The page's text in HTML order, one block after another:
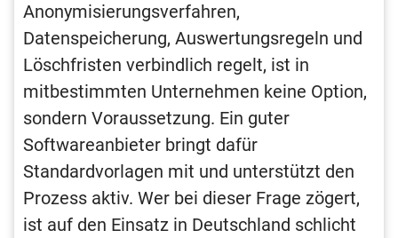
Anonymisierungsverfahren,
Datenspeicherung, Auswertungsregeln und
Löschfristen verbindlich regelt, ist in
mitbestimmten Unternehmen keine Option,
sondern Voraussetzung. Ein guter
Softwareanbieter bringt dafür
Standardvorlagen mit und unterstützt den
Prozess aktiv. Wer bei dieser Frage zögert,
ist auf den Einsatz in Deutschland schlicht